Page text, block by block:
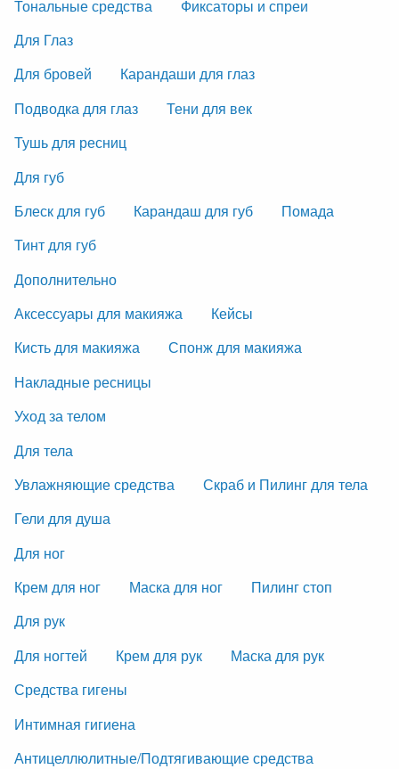
Тональные средства
Фиксаторы и спреи
Для Глаз
Для бровей
Карандаши для глаз
Подводка для глаз
Тени для век
Тушь для ресниц
Для губ
Блеск для губ
Карандаш для губ
Помада
Тинт для губ
Дополнительно
Аксессуары для макияжа
Кейсы
Кисть для макияжа
Спонж для макияжа
Накладные ресницы
Уход за телом
Для тела
Увлажняющие средства
Скраб и Пилинг для тела
Гели для душа
Для ног
Крем для ног
Маска для ног
Пилинг стоп
Для рук
Для ногтей
Крем для рук
Маска для рук
Средства гигены
Интимная гигиена
Антицеллюлитные/Подтягивающие средства